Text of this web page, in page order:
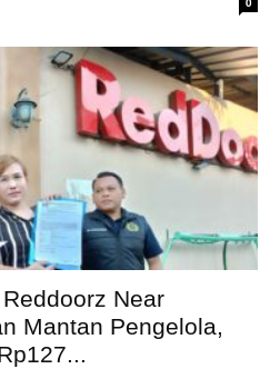
Near
Mantan Pengelola,